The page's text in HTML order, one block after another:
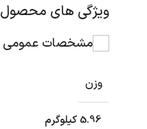
ویژگی های محصول
مشخصات عمومی
وزن
5.96 کیلوگرم